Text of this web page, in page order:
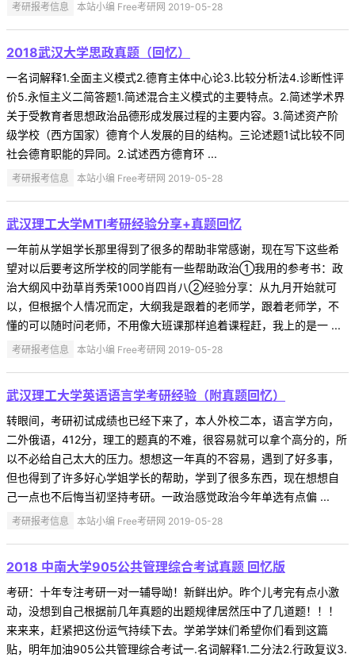
考研报考信息 本站小编 Free考研网 2019-05-28
2018武汉大学思政真题（回忆）
一名词解释1.全面主义模式2.德育主体中心论3.比较分析法4.诊断性评
价5.永恒主义二简答题1.简述混合主义模式的主要特点。2.简述学术界
关于受教育者思想政治品德形成发展过程的主要内容。3.简述资产阶
级学校（西方国家）德育个人发展的目的结构。三论述题1试比较不同
社会德育职能的异同。2.试述西方德育环 ...
考研报考信息 本站小编 Free考研网 2019-05-28
武汉理工大学MTI考研经验分享+真题回忆
一年前从学姐学长那里得到了很多的帮助非常感谢，现在写下这些希
望对以后要考这所学校的同学能有一些帮助政治①我用的参考书：政
治大纲风中劲草肖秀荣1000肖四肖八②经验分享：从九月开始就可
以，但根据个人情况而定，大纲我是跟着的老师学，跟着老师学，不
懂的可以随时问老师，不用像大班课那样追着课程赶，我上的是一 ...
考研报考信息 本站小编 Free考研网 2019-05-28
武汉理工大学英语语言学考研经验（附真题回忆）
转眼间，考研初试成绩也已经下来了，本人外校二本，语言学方向，
二外俄语，412分，理工的题真的不难，很容易就可以拿个高分的，所
以不必给自己太大的压力。想想这一年真的不容易，遇到了好多事，
但也得到了许多好心学姐学长的帮助，学到了很多东西，现在想想自
己一点也不后悔当初坚持考研。一政治感觉政治今年单选有点偏 ...
考研报考信息 本站小编 Free考研网 2019-05-28
2018 中南大学905公共管理综合考试真题 回忆版
考研：十年专注考研一对一辅导呦！新鲜出炉。昨个儿考完有点小激
动，没想到自己根据前几年真题的出题规律居然压中了几道题！！！
来来来，赶紧把这份运气持续下去。学弟学妹们希望你们看到这篇
贴，明年加油905公共管理综合考试一.名词解释1.二分法2.行政复议3.